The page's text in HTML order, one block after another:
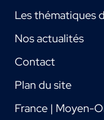
Les thématiques
Nos actualités
Contact
Plan du site
France | Moyen-